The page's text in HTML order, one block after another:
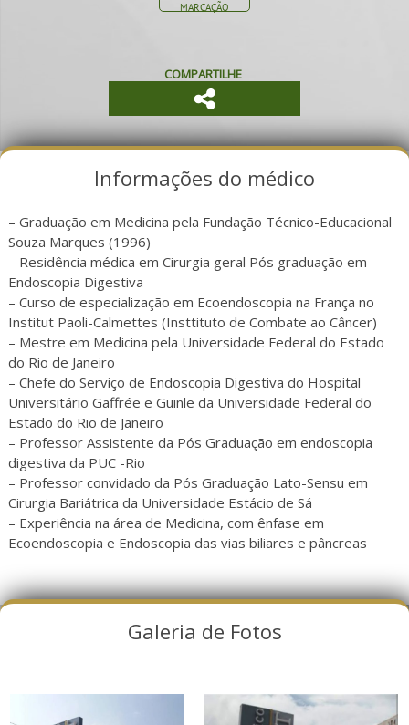
MARCAÇÃO
COMPARTILHE
Informações do médico
– Graduação em Medicina pela Fundação Técnico-Educacional
Souza Marques (1996)
– Residência médica em Cirurgia geral Pós graduação em
Endoscopia Digestiva
– Curso de especialização em Ecoendoscopia na França no
Institut Paoli-Calmettes (Insttituto de Combate ao Câncer)
– Mestre em Medicina pela Universidade Federal do Estado
do Rio de Janeiro
– Chefe do Serviço de Endoscopia Digestiva do Hospital
Universitário Gaffrée e Guinle da Universidade Federal do
Estado do Rio de Janeiro
– Professor Assistente da Pós Graduação em endoscopia
digestiva da PUC -Rio
– Professor convidado da Pós Graduação Lato-Sensu em
Cirurgia Bariátrica da Universidade Estácio de Sá
– Experiência na área de Medicina, com ênfase em
Ecoendoscopia e Endoscopia das vias biliares e pâncreas
Galeria de Fotos